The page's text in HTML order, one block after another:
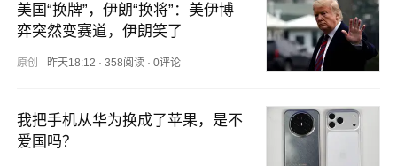
美国“换牌”，伊朗“换将”：美伊博
弈突然变赛道，伊朗笑了
原创 昨天18:12 · 358阅读· 0评论
我把手机从华为换成了苹果，是不
爱国吗？